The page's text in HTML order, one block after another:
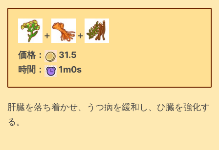
＋
＋
価格：
31.5
時間：
1m0s
肝臓を落ち着かせ、うつ病を緩和し、ひ臓を強化す
る。